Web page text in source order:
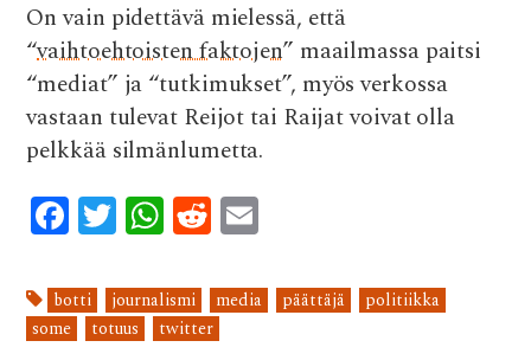
On vain pidettävä mielessä, että
“vaihtoehtoisten faktojen” maailmassa paitsi
“mediat” ja “tutkimukset”, myös verkossa
vastaan tulevat Reijot tai Raijat voivat olla
pelkkää silmänlumetta.
F
ac
e
b
T
w
it
te
W
h
at
s
R
e
d
di
ai
l
botti journalismi media päättäjä
politiikka
some
totuus twitter